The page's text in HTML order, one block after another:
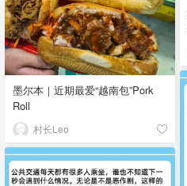
墨尔本｜近期最爱“越南包”Pork
Roll
村长Leo